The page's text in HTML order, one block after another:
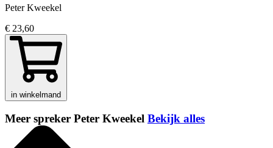
Peter Kweekel
€ 23,60
in winkelmand
Meer spreker Peter Kweekel Bekijk alles